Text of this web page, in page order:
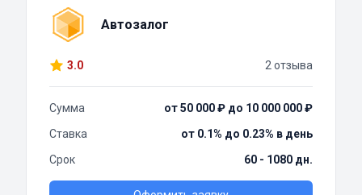
Автозалог
3.0 2 отзыва
Сумма
от 50 000 ₽ до 10 000 000 ₽
Ставка
от 0.1% до 0.23% в день
Срок
60 - 1080 дн.